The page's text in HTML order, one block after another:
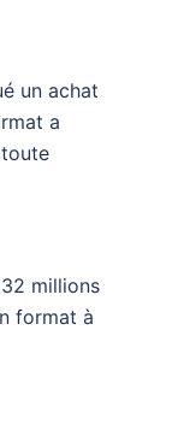
un achat
a
millions
format à